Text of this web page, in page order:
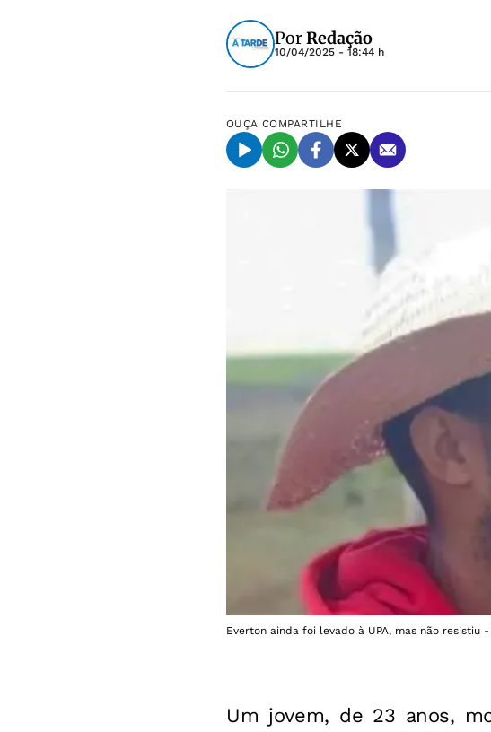
PorRedação
10/04/2025 - 18:44 h
OUÇA COMPARTILHE
Everton ainda foi levado à UPA, mas não resistiu
Um jovem, de 23 anos,